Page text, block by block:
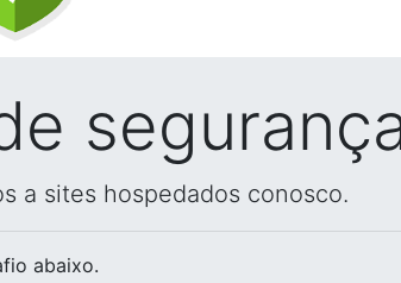
a sites hospedados conosco.
abaixo.